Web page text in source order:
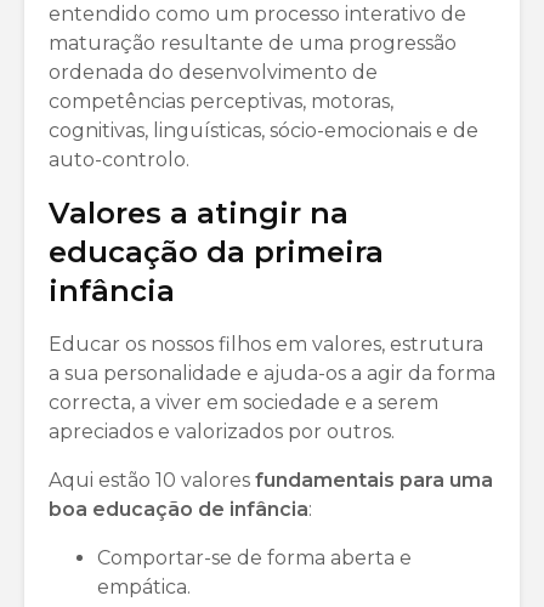
entendido como um processo interativo de
maturação resultante de uma progressão
ordenada do desenvolvimento de
competências perceptivas, motoras,
cognitivas, linguísticas, sócio-emocionais e de
auto-controlo.
Valores a atingir na
educação da primeira
infância
Educar os nossos filhos em valores, estrutura
a sua personalidade e ajuda-os a agir da forma
correcta, a viver em sociedade e a serem
apreciados e valorizados por outros.
Aqui estão 10 valores fundamentais para uma
boa educação de infância:
Comportar-se de forma aberta e
empática.